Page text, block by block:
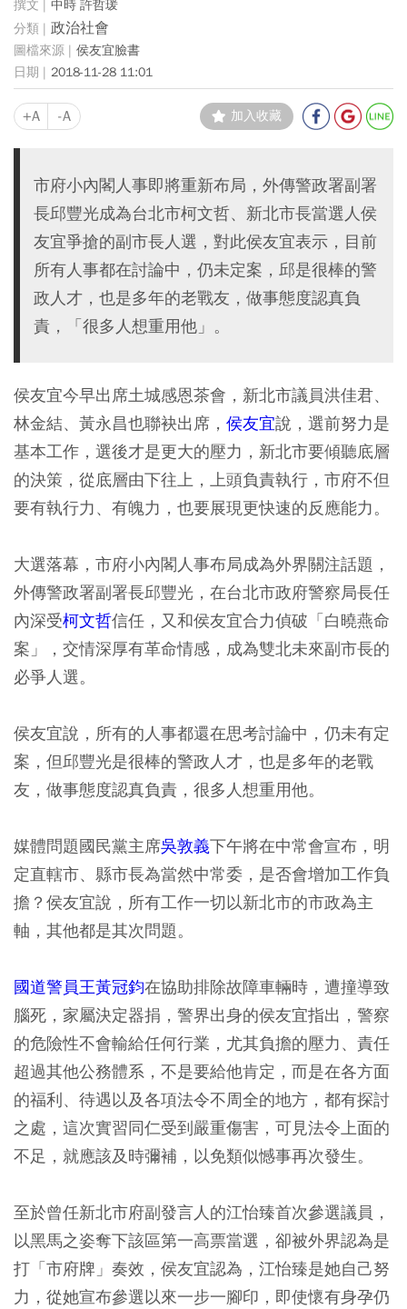
中時 許哲瑗
政治社會
侯友宜臉書
2018-11-28 11:01
+A -A 加入收藏
市府小內閣人事即將重新布局，外傳警政署副署
長邱豐光成為台北市柯文哲、新北市長當選人侯
友宜爭搶的副市長人選，對此侯友宜表示，目前
所有人事都在討論中，仍未定案，邱是很棒的警
政人才，也是多年的老戰友，做事態度認真負
責，「很多人想重用他」。
侯友宜今早出席土城感恩茶會，新北市議員洪佳君、
林金結、黃永昌也聯袂出席， 侯友宜說，選前努力是
基本工作，選後才是更大的壓力，新北市要傾聽底層
的決策，從底層由下往上，上頭負責執行，市府不但
要有執行力、有魄力，也要展現更快速的反應能力。
大選落幕，市府小內閣人事布局成為外界關注話題，
外傳警政署副署長邱豐光，在台北市政府警察局長任
內深受柯文哲信任，又和侯友宜合力偵破「白曉燕命
案」，交情深厚有革命情感，成為雙北未來副市長的
必爭人選。
侯友宜說，所有的人事都還在思考討論中，仍未有定
案，但邱豐光是很棒的警政人才，也是多年的老戰
友，做事態度認真負責，很多人想重用他。
媒體問題國民黨主席吳敦義下午將在中常會宣布，明
定直轄市、縣市長為當然中常委，是否會增加工作負
擔？侯友宜說，所有工作一切以新北市的市政為主
軸，其他都是其次問題。
國道警員王黃冠鈞在協助排除故障車輛時，遭撞導致
腦死，家屬決定器捐，警界出身的侯友宜指出，警察
的危險性不會輸給任何行業，尤其負擔的壓力、責任
超過其他公務體系，不是要給他肯定，而是在各方面
的福利、待遇以及各項法令不周全的地方，都有探討
之處，這次實習同仁受到嚴重傷害，可見法令上面的
不足，就應該及時彌補，以免類似憾事再次發生。
至於曾任新北市府副發言人的江怡臻首次參選議員，
以黑馬之姿奪下該區第一高票當選，卻被外界認為是
打「市府牌」奏效，侯友宜認為，江怡臻是她自己努
力，從她宣布參選以來一步一腳印，即使懷有身孕仍